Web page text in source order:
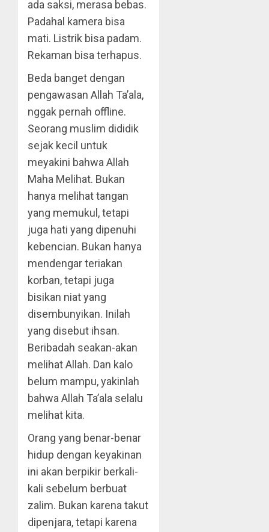
ada saksi, merasa bebas.
Padahal kamera bisa
mati. Listrik bisa padam.
Rekaman bisa terhapus.
Beda banget dengan
pengawasan Allah Ta’ala,
nggak pernah offline.
Seorang muslim dididik
sejak kecil untuk
meyakini bahwa Allah
Maha Melihat. Bukan
hanya melihat tangan
yang memukul, tetapi
juga hati yang dipenuhi
kebencian. Bukan hanya
mendengar teriakan
korban, tetapi juga
bisikan niat yang
disembunyikan. Inilah
yang disebut ihsan.
Beribadah seakan-akan
melihat Allah. Dan kalo
belum mampu, yakinlah
bahwa Allah Ta’ala selalu
melihat kita.
Orang yang benar-benar
hidup dengan keyakinan
ini akan berpikir berkali-
kali sebelum berbuat
zalim. Bukan karena takut
dipenjara, tetapi karena